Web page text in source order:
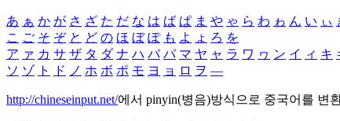
あ ぁ か が さ ざ た だ な は ば ぱ ま や ゃ ら わ ゎ ん い ぃ
こ ご そ ぞ と ど の ほ ぼ ぽ も よ ょ ろ を
ア ァ カ サ ザ タ ダ ナ ハ バ パ マ ヤ ャ ラ ワ ヮ ン イ ィ キ
ソ ゾ ト ド ノ ホ ボ ポ モ ヨ ョ ロ ヲ ―
http://chineseinput.net/에서 pinyin(병음)방식으로 중국어를 변